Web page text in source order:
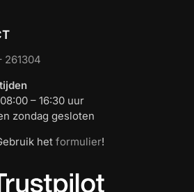
261304
– 16:30 uur
zondag gesloten
het formulier!